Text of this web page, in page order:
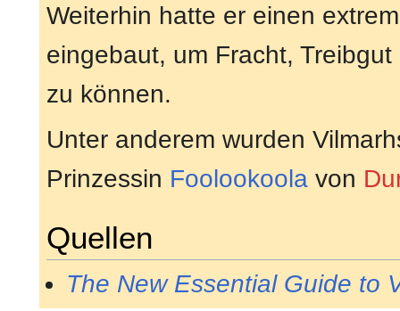
Weiterhin hatte er einen
eingebaut, um Fracht,
zu können.
Unter anderem wurden
Prinzessin Foolookoola von
Quellen
The New Essential Guide to